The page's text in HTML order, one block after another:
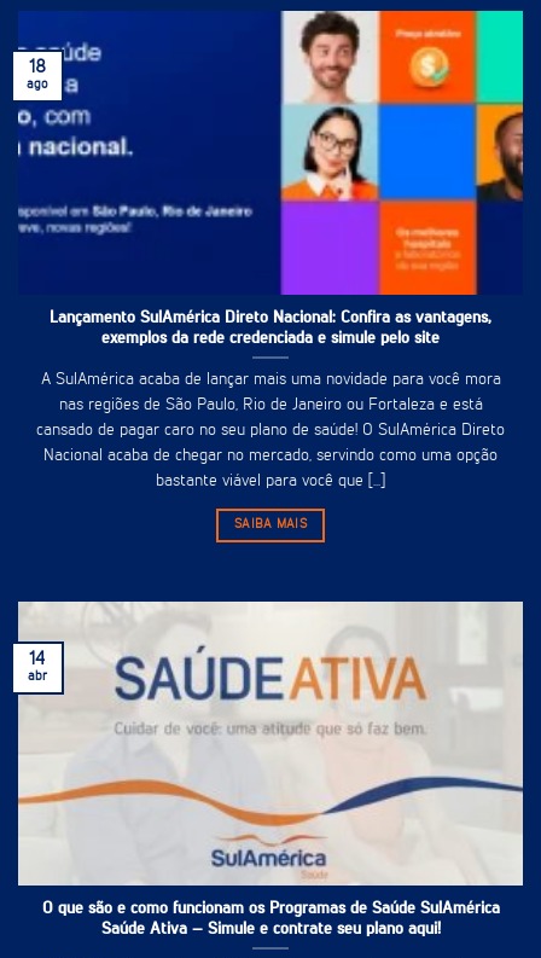
Lançamento SulAmérica Direto Nacional: Confira as vantagens,
exemplos da rede credenciada e simule pelo site
A SulAmérica acaba de lançar mais uma novidade para você mora
nas regiões de São Paulo, Rio de Janeiro ou Fortaleza e está
cansado de pagar caro no seu plano de saúde! O SulAmérica Direto
Nacional acaba de chegar no mercado, servindo como uma opção
bastante viável para você que [...]
SAIBA MAIS
18
ago
O que são e como funcionam os Programas de Saúde SulAmérica
Saúde Ativa – Simule e contrate seu plano aqui!
14
abr